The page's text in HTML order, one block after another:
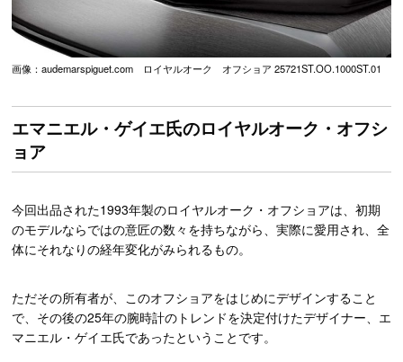
画像：audemarspiguet.com ロイヤルオーク オフショア 25721ST.OO.1000ST.01
エマニエル・ゲイエ氏のロイヤルオーク・オフシ
ョア
今回出品された1993年製のロイヤルオーク・オフショアは、初期
のモデルならではの意匠の数々を持ちながら、実際に愛用され、全
体にそれなりの経年変化がみられるもの。
ただその所有者が、このオフショアをはじめにデザインすること
で、その後の25年の腕時計のトレンドを決定付けたデザイナー、エ
マニエル・ゲイエ氏であったということです。